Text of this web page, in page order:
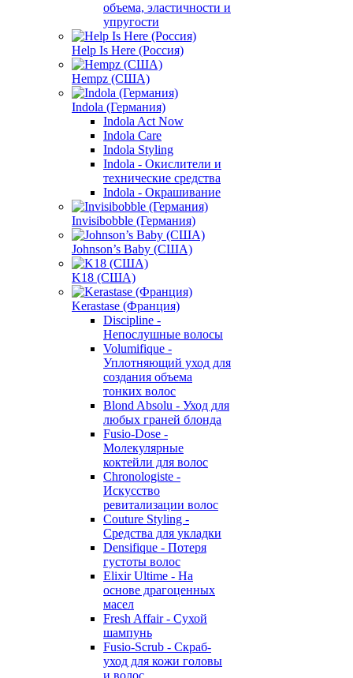
объема, эластичности и
упругости
Help Is Here (Россия)
Hempz (США)
Indola (Германия)
Indola Act Now
Indola Care
Indola Styling
Indola - Окислители и
технические средства
Indola - Окрашивание
Invisibobble (Германия)
Johnson’s Baby (США)
K18 (США)
Kerastase (Франция)
Discipline -
Непослушные волосы
Volumifique -
Уплотняющий уход для
создания объема
тонких волос
Blond Absolu - Уход для
любых граней блонда
Fusio-Dose -
Молекулярные
коктейли для волос
Chronologiste -
Искусство
ревитализации волос
Couture Styling -
Средства для укладки
Densifique - Потеря
густоты волос
Elixir Ultime - На
основе драгоценных
масел
Fresh Affair - Сухой
шампунь
Fusio-Scrub - Скраб-
уход для кожи головы
и волос